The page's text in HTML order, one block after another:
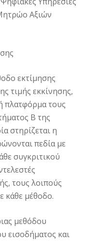
Αξιών
εκτίμησης
τιμής εκκίνησης,
πλατφόρμα τους
Β της
στηρίζεται η
πεδία με
συγκριτικού
τους λοιπούς
κάθε μέθοδο.
μεθόδου
εισοδήματος και